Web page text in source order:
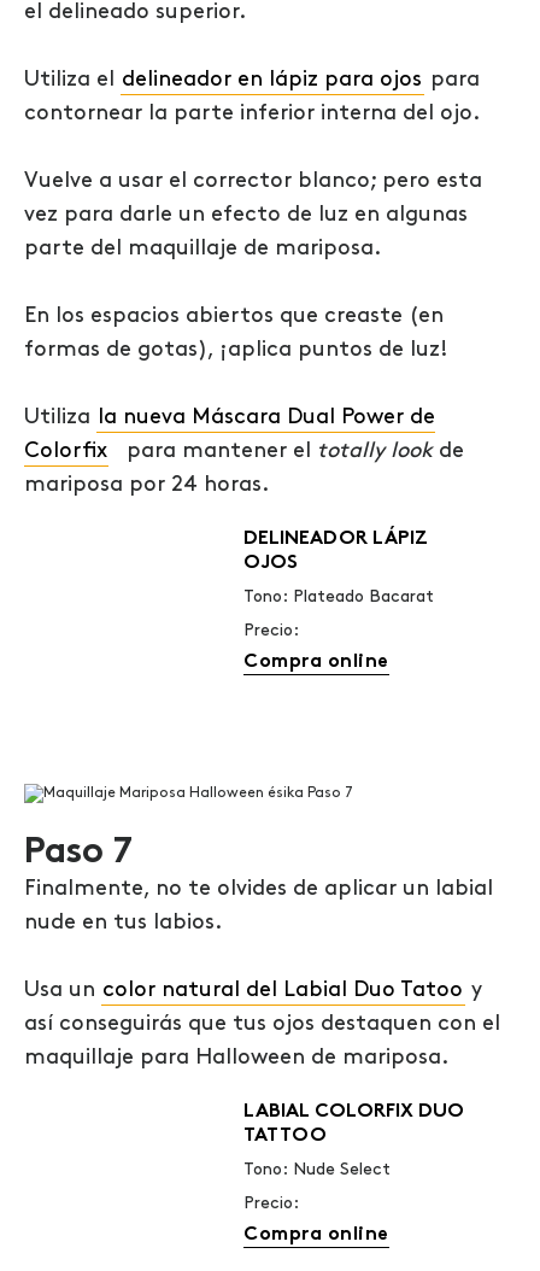
el delineado superior.
Utiliza el delineador en lápiz para ojos para
contornear la parte inferior interna del ojo.
Vuelve a usar el corrector blanco; pero esta
vez para darle un efecto de luz en algunas
parte del maquillaje de mariposa.
En los espacios abiertos que creaste (en
formas de gotas), ¡aplica puntos de luz!
Utiliza la nueva Máscara Dual Power de
Colorfix para mantener el totally lookde
mariposa por 24 horas.
DELINEADOR LÁPIZ
OJOS
Tono: Plateado Bacarat
Precio:
Compra online
Paso 7
Finalmente, no te olvides de aplicar un labial
nude en tus labios.
Usa un color natural del Labial Duo Tatoo y
así conseguirás que tus ojos destaquen con el
maquillaje para Halloween de mariposa.
LABIAL COLORFIX DUO
TATTOO
Tono: Nude Select
Precio:
Compra online